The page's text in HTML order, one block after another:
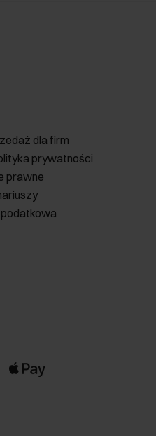
dla firm
prywatności
prawne